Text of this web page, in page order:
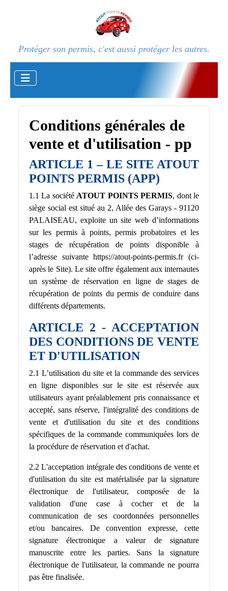
Protéger son permis, c'est aussi protéger les autres.
Conditions générales de
vente et d'utilisation - pp
ARTICLE 1 – LE SITE ATOUT
POINTS PERMIS (APP)
1.1 La société ATOUT POINTS PERMIS, dont le
siège social est situé au 2, Allée des Garays - 91120
PALAISEAU, exploite un site web d’informations
sur les permis à points, permis probatoires et les
stages de récupération de points disponible à
l’adresse suivante https://atout-points-permis.fr (ci-
après le Site). Le site offre également aux internautes
un système de réservation en ligne de stages de
récupération de points du permis de conduire dans
différents départements.
ARTICLE 2 - ACCEPTATION
DES CONDITIONS DE VENTE
ET D'UTILISATION
2.1 L’utilisation du site et la commande des services
en ligne disponibles sur le site est réservée aux
utilisateurs ayant préalablement pris connaissance et
accepté, sans réserve, l'intégralité des conditions de
vente et d'utilisation du site et des conditions
spécifiques de la commande communiquées lors de
la procédure de réservation et d'achat.
2.2 L'acceptation intégrale des conditions de vente et
d'utilisation du site est matérialisée par la signature
électronique de l'utilisateur, composée de la
validation d'une case à cocher et de la
communication de ses coordonnées personnelles
et/ou bancaires. De convention expresse, cette
signature électronique a valeur de signature
manuscrite entre les parties. Sans la signature
électronique de l'utilisateur, la commande ne pourra
pas être finalisée.